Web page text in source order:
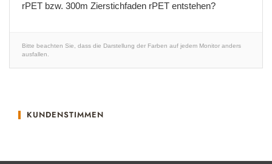
rPET bzw. 300m Zierstichfaden rPET entstehen?
Bitte beachten Sie, dass die Darstellung der Farben auf jedem Monitor anders
ausfallen.
KUNDENSTIMMEN